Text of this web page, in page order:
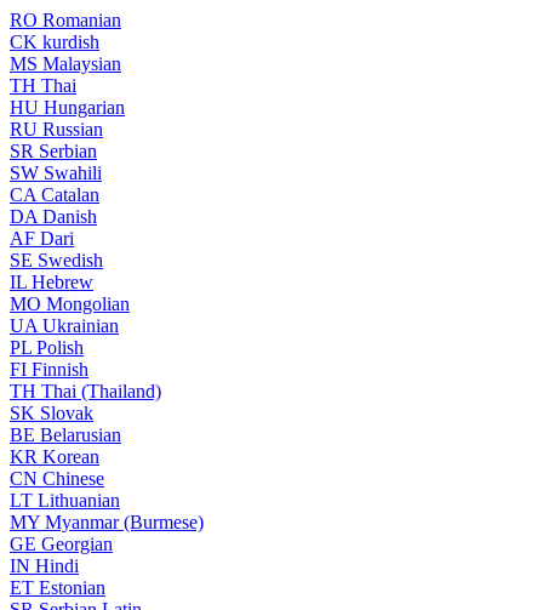
RO Romanian
CK kurdish
MS Malaysian
TH Thai
HU Hungarian
RU Russian
SR Serbian
SW Swahili
CA Catalan
DA Danish
AF Dari
SE Swedish
IL Hebrew
MO Mongolian
UA Ukrainian
PL Polish
FI Finnish
TH Thai (Thailand)
SK Slovak
BE Belarusian
KR Korean
CN Chinese
LT Lithuanian
MY Myanmar (Burmese)
GE Georgian
IN Hindi
ET Estonian